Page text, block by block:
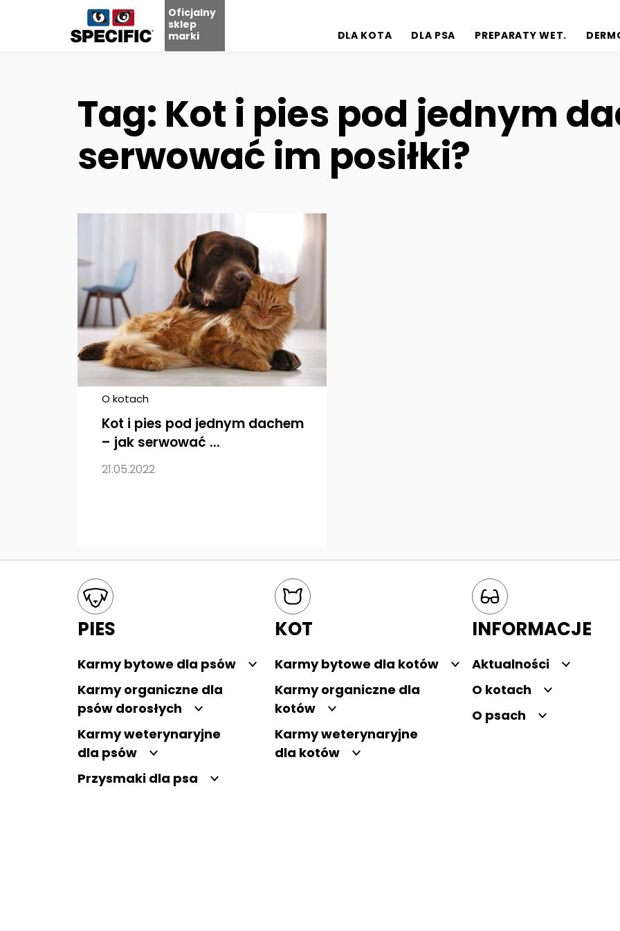
Oficjalny
sklep
marki
DLA KOTA
DLA PSA PREPARATY WET.
Tag: Kot i pies pod jednym
serwować im posiłki?
O kotach
Kot i pies pod jednym dachem
– jak serwować ...
21.05.2022
Mapa kategorii
PIES
Karmy bytowe dla psów
Karmy organiczne dla
psów dorosłych
Karmy weterynaryjne
dla psów
Przysmaki dla psa
KOT
Karmy bytowe dla kotów
Karmy organiczne dla
kotów
Karmy weterynaryjne
dla kotów
INFORMACJE
Aktualności
O kotach
O psach